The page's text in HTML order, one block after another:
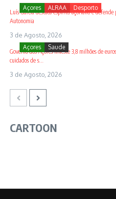
Açores ALRAA Desporto
Luís Garcia destaca espírito açoriano e
Autonomia
3 de Agosto, 2026
Açores Saude
Governo dos Açores investe 3,8 milhões de
cuidados de s...
3 de Agosto, 2026
CARTOON